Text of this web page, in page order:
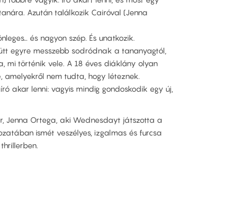
Azután találkozik Cairóval (Jenna
és nagyon szép. És unatkozik.
egyre messzebb sodródnak a tananyagtól,
mi történik vele. A 18 éves diáklány olyan
amelyekről nem tudta, hogy léteznek.
akar lenni: vagyis mindig gondoskodik egy új,
Jenna Ortega, aki Wednesdayt játszotta a
ismét veszélyes, izgalmas és furcsa